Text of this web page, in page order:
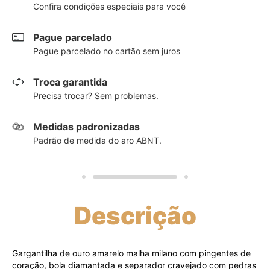
Confira condições especiais para você
Pague parcelado
Pague parcelado no cartão sem juros
Troca garantida
Precisa trocar? Sem problemas.
Medidas padronizadas
Padrão de medida do aro ABNT.
Descrição
Gargantilha de ouro amarelo malha milano com pingentes de
coração, bola diamantada e separador cravejado com pedras